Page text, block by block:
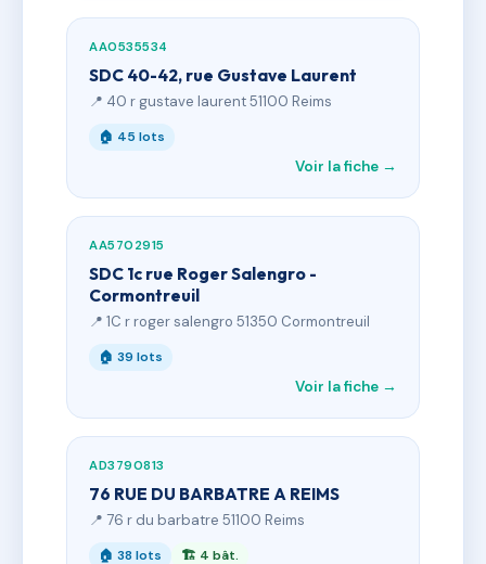
AA0535534
SDC 40-42, rue Gustave Laurent
📍 40 r gustave laurent 51100 Reims
🏠 45 lots
Voir la fiche →
AA5702915
SDC 1c rue Roger Salengro -
Cormontreuil
📍 1C r roger salengro 51350 Cormontreuil
🏠 39 lots
Voir la fiche →
AD3790813
76 RUE DU BARBATRE A REIMS
📍 76 r du barbatre 51100 Reims
🏠 38 lots 🏗 4 bât.